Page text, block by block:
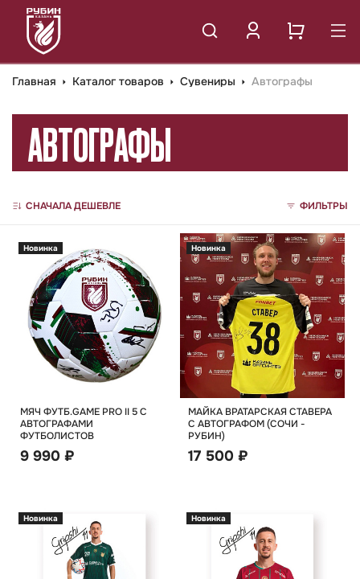
Главная Каталог товаров Сувениры Автографы
АВТОГРАФЫ
СНАЧАЛА ДЕШЕВЛЕ ФИЛЬТРЫ
Новинка
МЯЧ ФУТБ.GAME PRO II 5 С
АВТОГРАФАМИ
ФУТБОЛИСТОВ
9 990 ₽
Новинка
МАЙКА ВРАТАРСКАЯ СТАВЕРА
С АВТОГРАФОМ (СОЧИ -
РУБИН)
17 500 ₽
Новинка Новинка